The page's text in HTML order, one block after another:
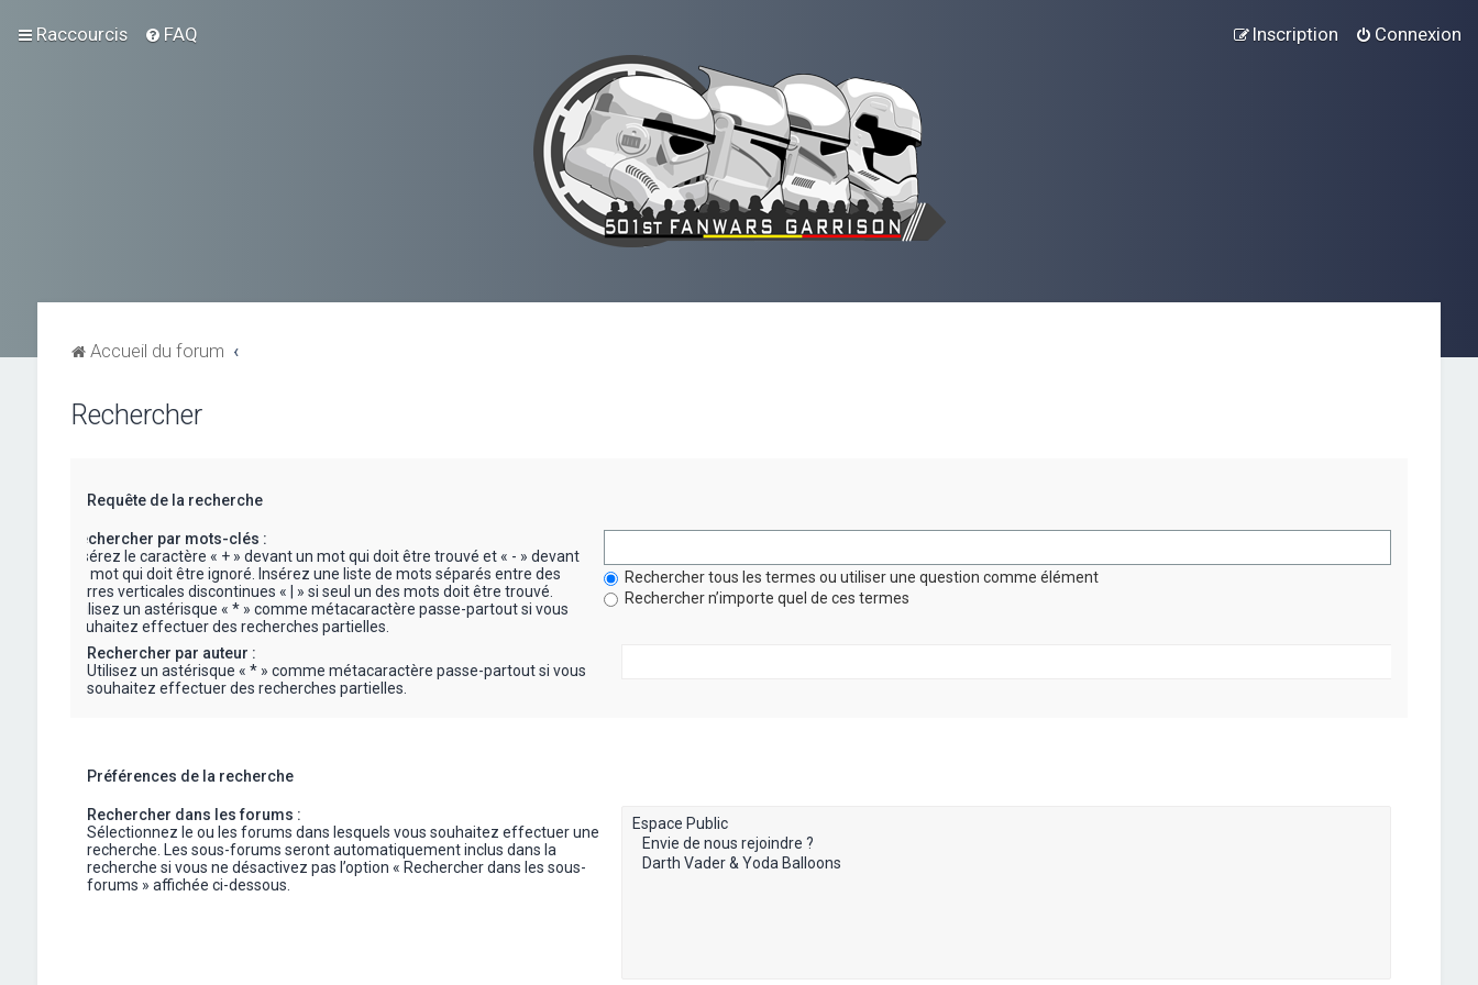
Raccourcis FAQ Connexion
Inscription
Accueil du forum
Rechercher
Requête de la recherche
Rechercher par mots-clés :
Insérez le caractère « + » devant un mot qui doit être trouvé et « - » devant
un mot qui doit être ignoré. Insérez une liste de mots séparés entre des
barres verticales discontinues « | » si seul un des mots doit être trouvé.
Utilisez un astérisque « * » comme métacaractère passe-partout si vous
souhaitez effectuer des recherches partielles.
Rechercher tous les termes ou utiliser une question comme élément
Rechercher n’importe quel de ces termes
Rechercher par auteur :
Utilisez un astérisque « * » comme métacaractère passe-partout si vous
souhaitez effectuer des recherches partielles.
Préférences de la recherche
Rechercher dans les forums :
Sélectionnez le ou les forums dans lesquels vous souhaitez effectuer une
recherche. Les sous-forums seront automatiquement inclus dans la
recherche si vous ne désactivez pas l’option « Rechercher dans les sous-
forums » affichée ci-dessous.